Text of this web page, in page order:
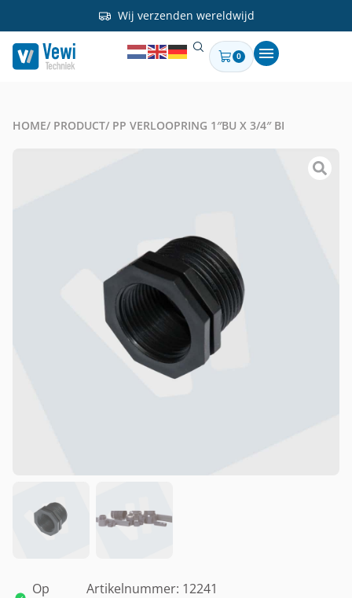
Wij verzenden wereldwijd
0
HOME/ PRODUCT/ PP VERLOOPRING 1″BU X 3/4″ BI
Op
Artikelnummer: 12241